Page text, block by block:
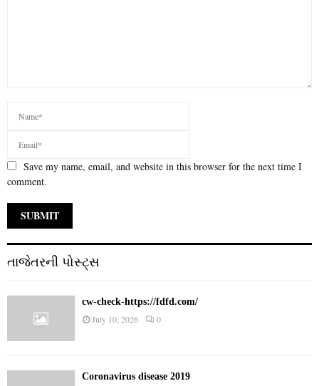
Save my name, email, and website in this browser for the next time I
comment.
તાજેતરની પોસ્ટ્સ
cw-check-https://fdfd.com/
July 10, 2026 0
Coronavirus disease 2019